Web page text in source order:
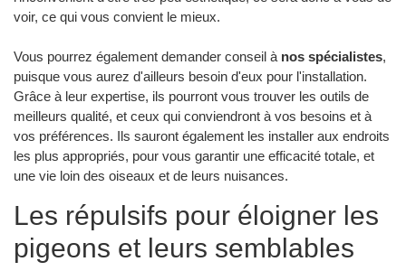
voir, ce qui vous convient le mieux.
Vous pourrez également demander conseil à nos spécialistes,
puisque vous aurez d'ailleurs besoin d'eux pour l'installation.
Grâce à leur expertise, ils pourront vous trouver les outils de
meilleurs qualité, et ceux qui conviendront à vos besoins et à
vos préférences. Ils sauront également les installer aux endroits
les plus appropriés, pour vous garantir une efficacité totale, et
une vie loin des oiseaux et de leurs nuisances.
Les répulsifs pour éloigner les
pigeons et leurs semblables